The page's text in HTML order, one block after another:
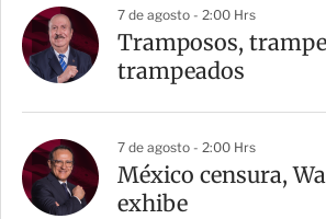
7 de agosto - 2:00 Hrs
Tramposos,
trampeados
7 de agosto - 2:00 Hrs
México censura,
exhibe